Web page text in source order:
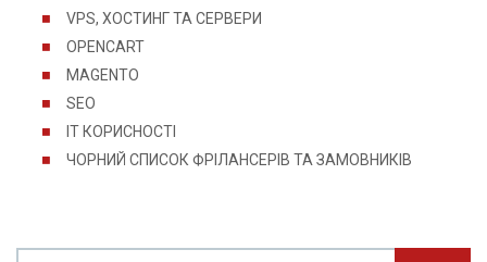
VPS, ХОСТИНГ ТА СЕРВЕРИ
OPENCART
MAGENTO
SEO
IT КОРИСНОСТІ
ЧОРНИЙ СПИСОК ФРІЛАНСЕРІВ ТА ЗАМОВНИКІВ